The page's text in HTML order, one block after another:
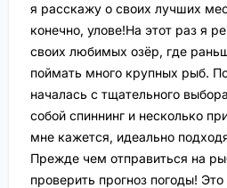
я расскажу о своих лучших
конечно, улове!На этот раз я
своих любимых озёр, где
поймать много крупных рыб.
началась с тщательного
собой спиннинг и несколько
мне кажется, идеально
Прежде чем отправиться на
проверить прогноз погоды!